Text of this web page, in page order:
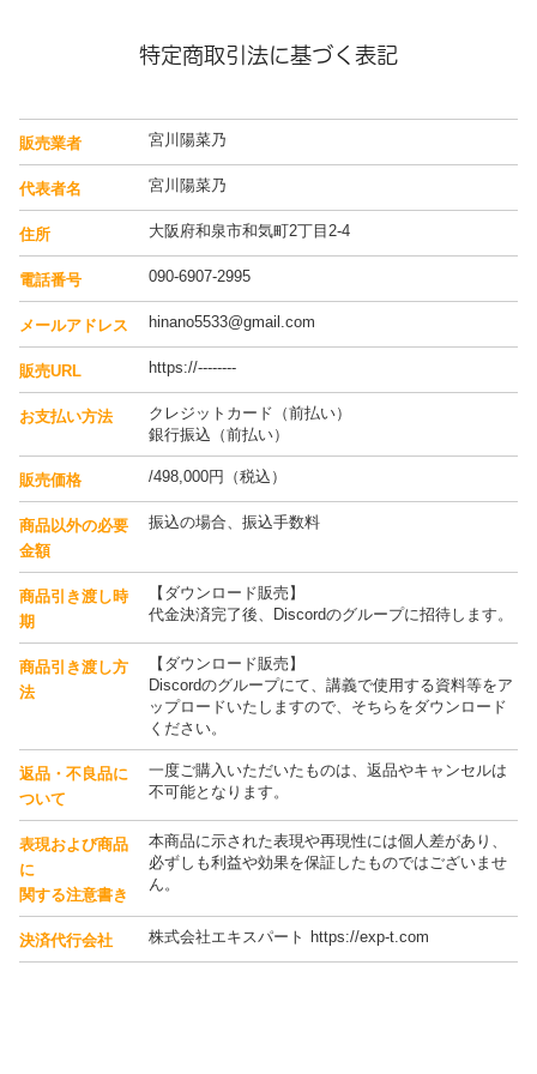
特定商取引法に基づく表記
販売業者 宮川陽菜乃
代表者名 宮川陽菜乃
住所 大阪府和泉市和気町2丁目2-4
電話番号 090-6907-2995
メールアドレス hinano5533@gmail.com
販売URL https://--------
お支払い方法
クレジットカード（前払い）
銀行振込（前払い）
販売価格 /498,000円（税込）
商品以外の必要
金額
振込の場合、振込手数料
商品引き渡し時
期
【ダウンロード販売】
代金決済完了後、Discordのグループに招待します。
商品引き渡し方
法
【ダウンロード販売】
Discordのグループにて、講義で使用する資料等をア
ップロードいたしますので、そちらをダウンロード
ください。
返品・不良品に
ついて
一度ご購入いただいたものは、返品やキャンセルは
不可能となります。
表現および商品
に
関する注意書き
本商品に示された表現や再現性には個人差があり、
必ずしも利益や効果を保証したものではございませ
ん。
決済代行会社 株式会社エキスパート https://exp-t.com